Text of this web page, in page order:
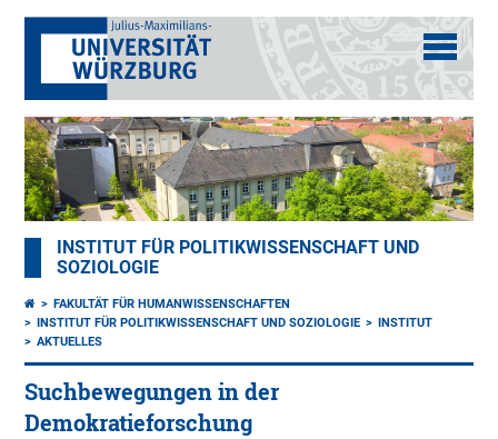
INSTITUT FÜR POLITIKWISSENSCHAFT UND
SOZIOLOGIE
FAKULTÄT FÜR HUMANWISSENSCHAFTEN
INSTITUT FÜR POLITIKWISSENSCHAFT UND SOZIOLOGIE
INSTITUT
AKTUELLES
Suchbewegungen in der
Demokratieforschung